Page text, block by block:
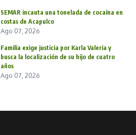
SEMAR incauta una tonelada de cocaína en
costas de Acapulco
Ago 07, 2026
Familia exige justicia por Karla Valeria y
busca la localización de su hijo de cuatro
años
Ago 07, 2026